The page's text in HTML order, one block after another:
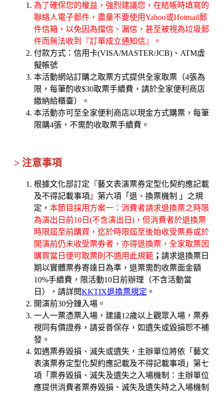
為了確保您的權益，強烈建議您，在結帳時填寫的
聯絡人電子郵件，盡量不要使用Yahoo或Hotmail郵
件信箱，以免因為擋信、漏信，甚至被視為垃圾郵
件而無法收到『訂單成立通知信』。
付款方式：信用卡(VISA/MASTER/JCB)、ATM虛
擬帳號
本活動網站訂購之取票方式提供全家取票（4張為
限，每筆酌收$30取票手續費，請於全家便利商店
繳納給櫃臺）。
本活動亦可至全家便利商店以現金方式購票，每筆
限購4張，不需酌收取票手續費。
> 注意事項
根據文化部訂定『藝文表演票券定型化契約應記載
及不得記載事項』第六項「退、換票機制 」之規
定， 本節目採用方案一：消費者請求退換票之時限
為演出日前10日(不含演出日)，但消費者於退換票
時限屆至前購買，迄於時限屆至後始收受票券或於
開演前仍未收受票券者，亦得退換票，全家取票因
購買當日便可取票則不適用此規範 ； 請求退換票日
期以實體票券寄達日為準，退票需酌收票面金額
10%手續費，限活動10日前辦理（不含活動當
日），請詳閱KKTIX退換票規定 。
開演前30分鐘入場。
一人一票憑票入場，建議12歲以上觀眾入場，票券
視同有價證券，請妥善保存，如遺失或毀損恕不補
發。
如遇票券毀損、滅失或遺失，主辦單位將依「藝文
表演票券定型化契約應記載及不得記載事項」第七
項「票券毀損、滅失及遺失之入場機制：主辦單位
應提供消費者票券毀損、滅失及遺失時之入場機制